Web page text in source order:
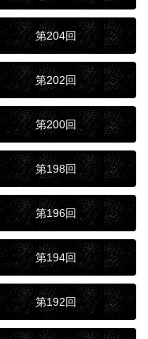
第204回
第202回
第200回
第198回
第196回
第194回
第192回